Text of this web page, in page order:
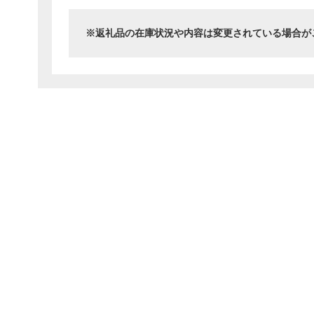
返礼品の在庫状況や内容は変更されている場合が